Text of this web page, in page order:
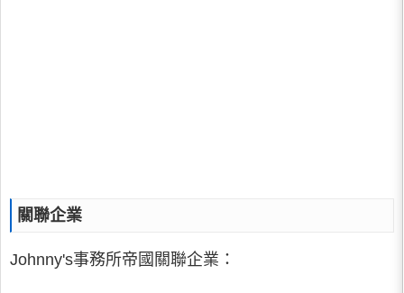
關聯企業
Johnny's事務所帝國關聯企業：